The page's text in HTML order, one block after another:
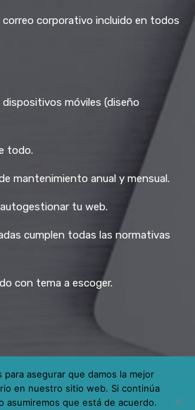
corporativo incluido en todos
móviles (diseño
todo.
mantenimiento anual y mensual.
tu web.
cumplen todas las normativas
con tema a escoger.
para asegurar que damos la mejor
en nuestro sitio web. Si continúa
asumiremos que está de acuerdo.